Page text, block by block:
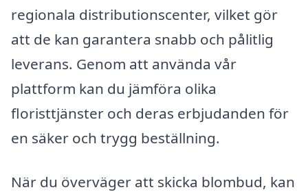
regionala distributionscenter, vilket gör
att de kan garantera snabb och pålitlig
leverans. Genom att använda vår
plattform kan du jämföra olika
floristtjänster och deras erbjudanden för
en säker och trygg beställning.
När du överväger att skicka blombud, kan